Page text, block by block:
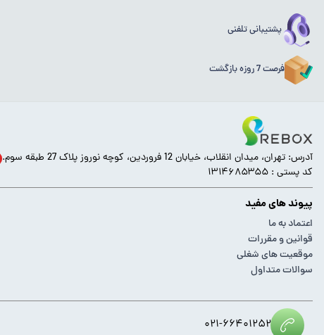
پشتیبانی تلفنی
فرصت 7 روزه بازگشت
آدرس: تهران، میدان انقلاب، خیابان 12 فروردین، کوچه نوروز پلاک 27 طبقه سوم.
کد پستی : ۱۳۱۴۶۸۵۳۵۵
پیوند های مفید
اعتماد به ما
قوانین و مقررات
موقعیت های شغلی
سوالات متداول
۰۲۱-۶۶۴۰۱۲۵۲